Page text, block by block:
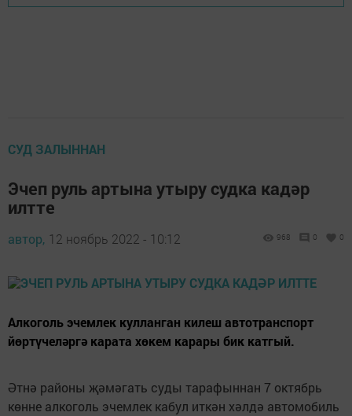
СУД ЗАЛЫННАН
Эчеп руль артына утыру судка кадәр
илтте
автор, 12 ноябрь 2022 - 10:12 968 0 0
Алкоголь эчемлек кулланган килеш автотранспорт
йөртүчеләргә карата хөкем карары бик катгый.
Әтнә районы җәмәгать суды тарафыннан 7 октябрь
көнне алкоголь эчемлек кабул иткән хәлдә автомобиль